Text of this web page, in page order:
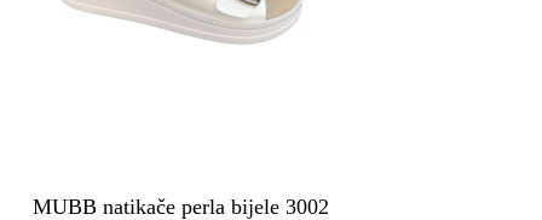
MUBB natikače perla bijele 3002